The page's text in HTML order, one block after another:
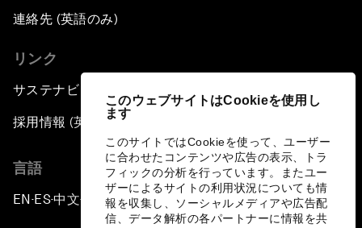
このウェブサイトはCookieを使用し
ます
このサイトではCookieを使って、ユーザー
に合わせたコンテンツや広告の表示、トラ
フィックの分析を行っています。またユー
ザーによるサイトの利用状況についても情
報を収集し、ソーシャルメディアや広告配
信、データ解析の各パートナーに情報を共
連絡先 (英語のみ)
リンク
サステナビリティへの取り組み
採用情報 (英語のみ)
言語
EN ▪ES▪中文▪ 日本語